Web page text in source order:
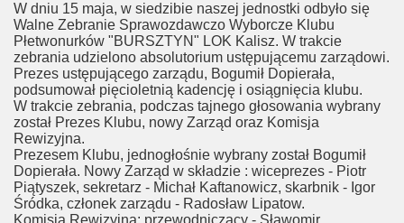
W dniu 15 maja, w siedzibie naszej jednostki odbyło się
Walne Zebranie Sprawozdawczo Wyborcze Klubu
Płetwonurków "BURSZTYN" LOK Kalisz. W trakcie
zebrania udzielono absolutorium ustępującemu zarządowi.
Prezes ustępującego zarządu, Bogumił Dopierała,
podsumował pięcioletnią kadencję i osiągnięcia klubu.
W trakcie zebrania, podczas tajnego głosowania wybrany
został Prezes Klubu, nowy Zarząd oraz Komisja
Rewizyjna.
Prezesem Klubu, jednogłośnie wybrany został Bogumił
Dopierała. Nowy Zarząd w składzie : wiceprezes - Piotr
Piątyszek, sekretarz - Michał Kaftanowicz, skarbnik - Igor
Śródka, członek zarządu - Radosław Lipatow.
Komisja Rewizyjna: przewodniczący - Sławomir